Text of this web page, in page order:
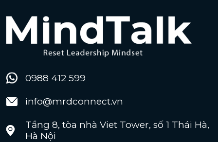
0988 412 599
info@mrdconnect.vn
Tầng 8, tòa nhà Viet Tower, số 1 Thái Hà,
Hà Nội